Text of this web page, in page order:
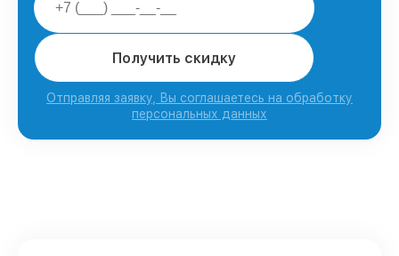
Получить скидку
Отправляя заявку, Вы соглашаетесь на обработку
персональных данных